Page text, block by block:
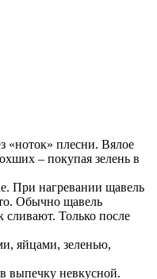
«ноток» плесни. Вялое
– покупая зелень в
При нагревании щавель
Обычно щавель
Только после
яйцами, зеленью,
выпечку невкусной.